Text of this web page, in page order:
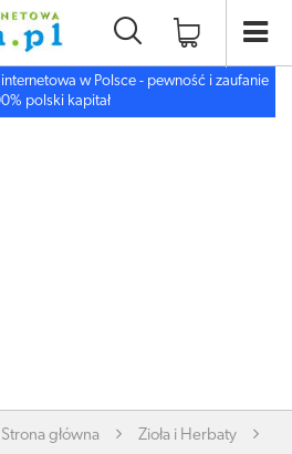
internetowa w Polsce - pewność i zaufanie
polski kapitał
Strona główna Zioła i Herbaty